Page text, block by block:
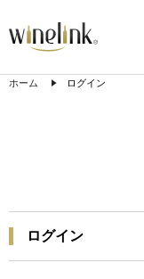
ホーム ログイン
ログイン